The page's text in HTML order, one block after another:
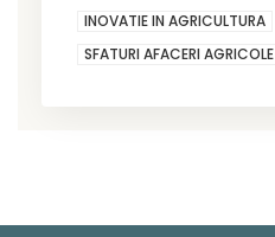
INOVATIE IN AGRICULTURA
SFATURI AFACERI AGRICOLE